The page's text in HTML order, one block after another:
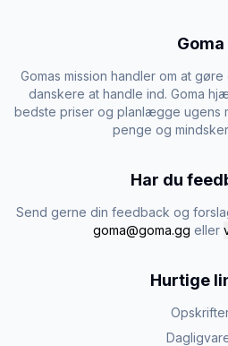
Goma
Gomas mission handler om at
danskere at handle ind. Goma
bedste priser og planlægge ugens
penge og
Har du
Send gerne din feedback og
goma@goma.gg eller
Hurtige